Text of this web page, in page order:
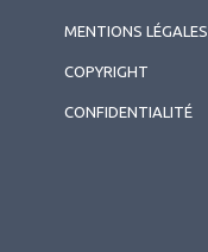
MENTIONS LÉGALES
COPYRIGHT
CONFIDENTIALITÉ